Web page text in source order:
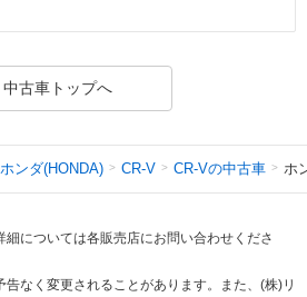
中古車トップへ
ホンダ(HONDA) CR-V CR-Vの中古車 ホ
については各販売店にお問い合わせくださ
なく変更されることがあります。また、(株)リ